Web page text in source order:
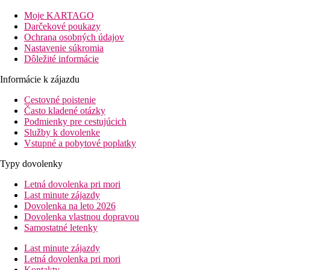
Hotelový komplex v niekoľkých budovách v krásnej záhrade. Vstupná hala s
wellness centrum. Vonku 4 bazény (relaxačné, rodinný – vyhrievaný iba v
výškou), terasa s lehátkami a slnečníkmi, osušky za kauciu, bar u bazéna.
Popis izby
Dvojlôžková izba:
alebo terasa. Veľkosť izby 25 m2.
Dvojlôžková izba, rodinná:
Suita, rodinná:1 oddelená spálňa zaťahovacími dverami, veľkosť izby
Informácie o hoteli
Denný aj večerný animačný program, živá hudba, vystúpenie.
Stravovanie
Viz program all inclusive.
Popis pláže
Priamo pri piesočnatej pláži, oddelenej iba pokojnou miestnou komunikáciou.
Moje KARTAGO
Darčekové poukazy
Ochrana osobných údajov
Nastavenie súkromia
Dôležité informácie
Informácie k zájazdu
Cestovné poistenie
Často kladené otázky
Podmienky pre cestujúcich
Služby k dovolenke
Vstupné a pobytové poplatky
Typy dovolenky
Letná dovolenka pri mori
Last minute zájazdy
Dovolenka na leto 2026
Dovolenka vlastnou dopravou
Samostatné letenky
Last minute zájazdy
Letná dovolenka pri mori